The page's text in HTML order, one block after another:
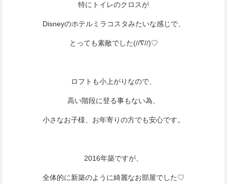
特にトイレのクロスが
Disneyのホテルミラコスタみたいな感じで、
とっても素敵でした(//∇//)♡
ロフトも小上がりなので、
高い階段に登る事もない為、
小さなお子様、お年寄りの方でも安心です。
2016年築ですが、
全体的に新築のように綺麗なお部屋でした♡